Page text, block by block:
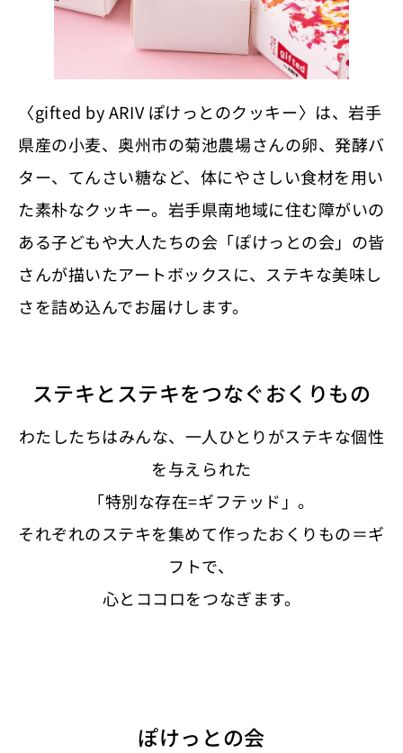
〈gifted by ARIV ぽけっとのクッキー〉は、岩手
県産の小麦、奥州市の菊池農場さんの卵、発酵バ
ター、てんさい糖など、体にやさしい食材を用い
た素朴なクッキー。岩手県南地域に住む障がいの
ある子どもや大人たちの会「ぽけっとの会」の皆
さんが描いたアートボックスに、ステキな美味し
さを詰め込んでお届けします。
ステキとステキをつなぐおくりもの
わたしたちはみんな、一人ひとりがステキな個性
を与えられた
「特別な存在=ギフテッド」。
それぞれのステキを集めて作ったおくりもの＝ギ
フトで、
心とココロをつなぎます。
ぽけっとの会